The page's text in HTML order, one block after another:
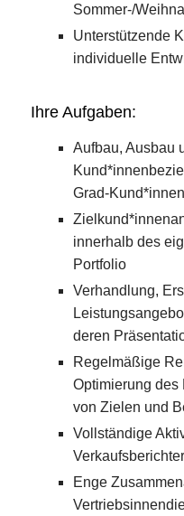
Sommer-/
Unterstützende
individuelle
Ihre Aufgaben:
Aufbau, Ausbau
Grad-
innerhalb des
Portfolio
Verhandlung,
deren
Regelmäßige
Optimierung des
von Zielen und
Vollständige
Enge